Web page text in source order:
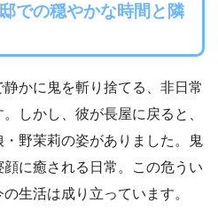
での穏やかな時間と隣
かに鬼を斬り捨てる、非日常
しかし、彼が長屋に戻ると、
野茉莉の姿がありました。鬼
に癒される日常。この危うい
生活は成り立っています。